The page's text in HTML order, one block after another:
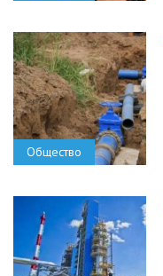
Общество